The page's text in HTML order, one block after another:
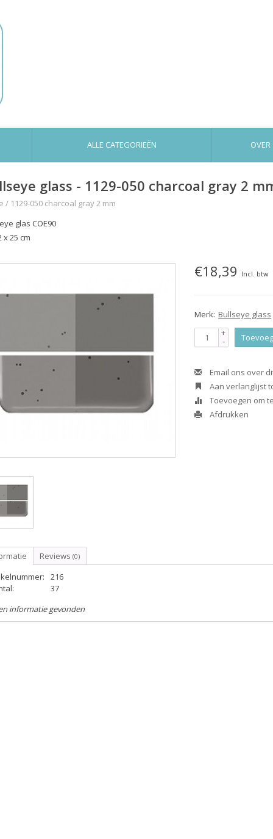
ALLE CATEGORIEËN
glass - 1129-050 charcoal gray 2
/ 1129-050 charcoal gray 2 mm
glas COE90
x 25 cm
€18,39 Incl. btw
Merk: Bullseye glass
+
-
Email ons over
Aan verlanglijst
Toevoegen om
Afdrukken
Reviews (0)
216
37
informatie gevonden